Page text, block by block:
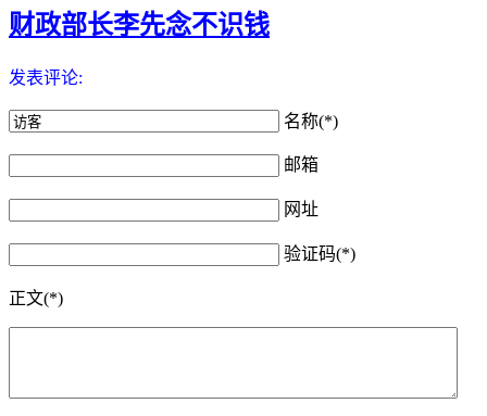
财政部长李先念不识钱
发表评论:
名称(*)
邮箱
网址
验证码(*)
正文(*)